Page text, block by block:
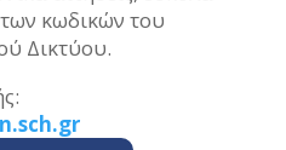
κωδικών του
Δικτύου.